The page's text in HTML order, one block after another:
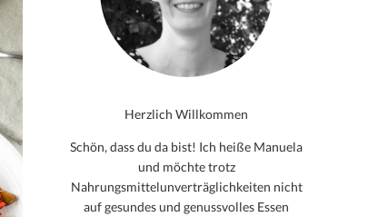
Herzlich Willkommen
Schön, dass du da bist! Ich heiße Manuela
und möchte trotz
Nahrungsmittelunverträglichkeiten nicht
auf gesundes und genussvolles Essen